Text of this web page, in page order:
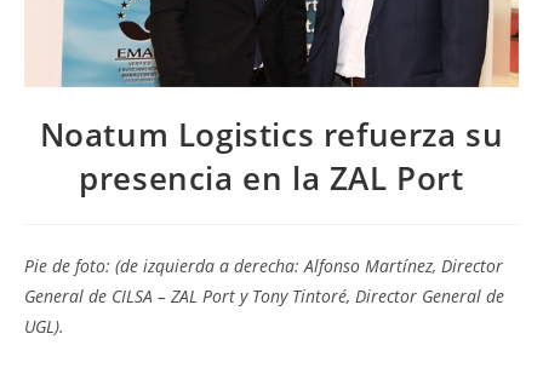
Noatum Logistics refuerza su
presencia en la ZAL Port
Pie de foto: (de izquierda a derecha: Alfonso Martínez, Director
General de CILSA – ZAL Port y Tony Tintoré, Director General de
UGL).